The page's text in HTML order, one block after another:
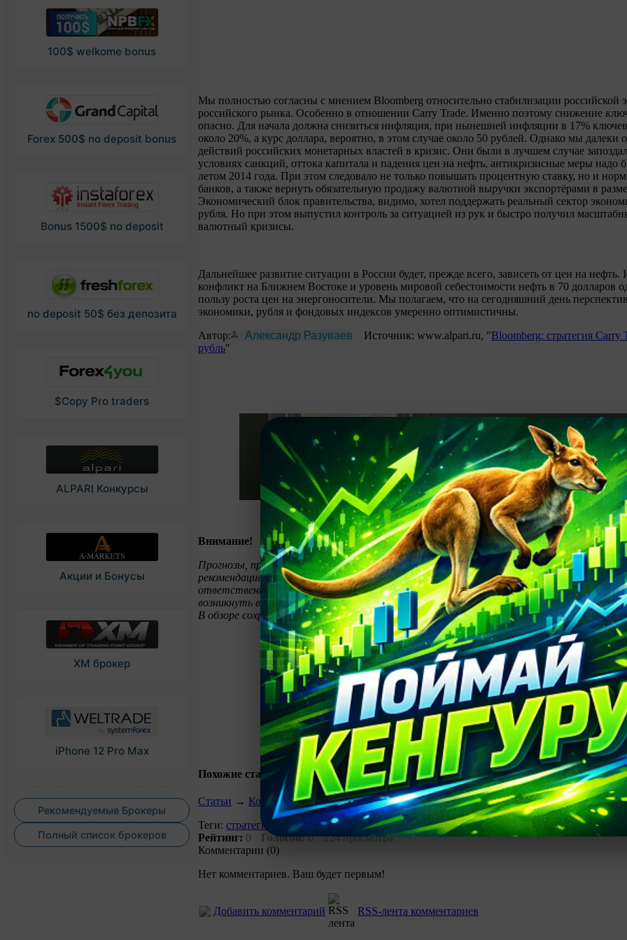
100$ welkome bonus
Forex 500$ no deposit bonus
Bonus 1500$ no deposit
no deposit 50$ без депозита
$Copy Pro traders
ALPARI Конкурсы
Акции и Бонусы
XM брокер
iPhone 12 Pro Max
Рекомендуемые Брокеры
Полный список брокеров
Мы полностью согласны с мнением Bloomberg относительно стабилизации российской
российского рынка. Особенно в отношении Carry Trade. Именно поэтому снижение
опасно. Для начала должна снизиться инфляция, при нынешней инфляции в 17%
около 20%, а курс доллара, вероятно, в этом случае около 50 рублей. Однако мы далеки
действий российских монетарных властей в кризис. Они были в лучшем случае
условиях санкций, оттока капитала и падения цен на нефть, антикризисные меры надо
летом 2014 года. При этом следовало не только повышать процентную ставку, но и
банков, а также вернуть обязательную продажу валютной выручки экспортёрами в
Экономический блок правительства, видимо, хотел поддержать реальный сектор
рубля. Но при этом выпустил контроль за ситуацией из рук и быстро получил
валютный кризисы.
Дальнейшее развитие ситуации в России будет, прежде всего, зависеть от цен на
конфликт на Ближнем Востоке и уровень мировой себестоимости нефть в 70 долларов
пользу роста цен на энергоносители. Мы полагаем, что на сегодняшний день
экономики, рубля и фондовых индексов умеренно оптимистичны.
Автор:
Александр Разуваев Источник: www.alpari.ru, "Bloomberg: стратегия Carry
рубль"
Внимание!
Прогнозы, представленные в обзоре, являются частным мнением автора. Комментарии
рекомендацией к торговле или руководством по работе на финансовых рынках. Альпари
ответственности за возможные прямые или косвенные убытки (или иные виды
возникнуть в случае использования материалов обзора.
В обзоре сохранены авторская пунктуация, орфография и стилистика.
Похожие статьи:
Статьи → Комментарии очередного доклада Банка России «О чем говорят тренды»
Теги: стратегия carry trade,рубль и стратегия carry trade,рубль,прогноз курса рубля,
Рейтинг: 0 Голосов:0
224 просмотра
Комментарии (0)
Нет комментариев. Ваш будет первым!
Добавить комментарий RSS-лента комментариев